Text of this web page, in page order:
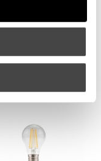
Reflektor MR11 28W (=35W) GU10